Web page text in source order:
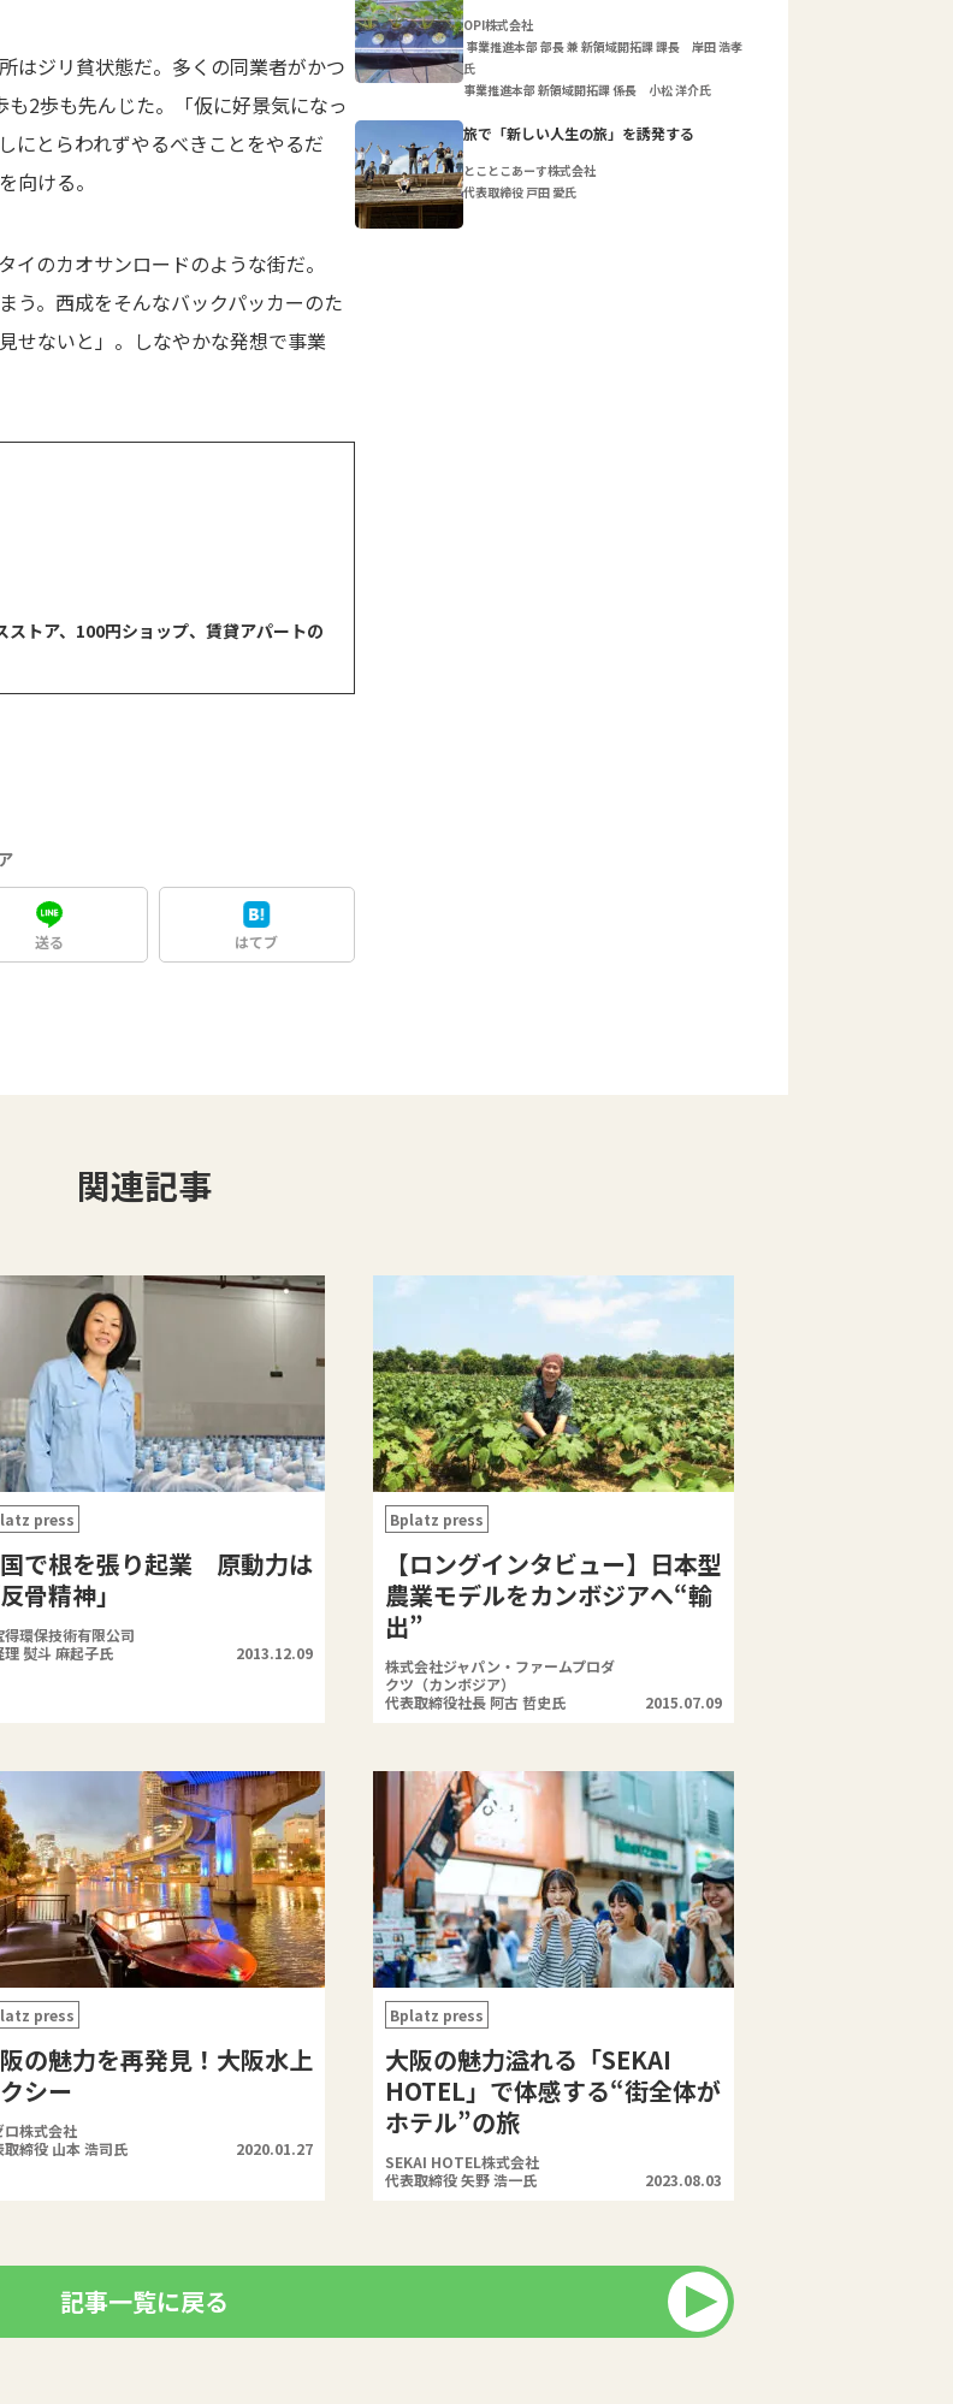
はジリ貧状態だ。多くの同業者がかつ
2歩も先んじた。「仮に好景気になっ
にとらわれずやるべきことをやるだ
向ける。
のカオサンロードのような街だ。
う。西成をそんなバックパッカーのた
せないと」。しなやかな発想で事業
トア、100円ショップ、賃貸アパートの
送る はてブ
OPI株式会社
事業推進本部 部長 兼 新領域開拓課 課長 岸田 浩孝
氏
事業推進本部 新領域開拓課 係長 小松 洋介氏
旅で「新しい人生の旅」を誘発する
とことこあーす株式会社
代表取締役 戸田 愛氏
関連記事
press
で根を張り起業 原動力は
反骨精神」
得環保技術有限公司
理 熨斗 麻起子氏
2013.12.09
Bplatz press
【ロングインタビュー】日本型
農業モデルをカンボジアへ“輸
出”
株式会社ジャパン・ファームプロダ
クツ（カンボジア）
代表取締役社長 阿古 哲史氏
2015.07.09
press
の魅力を再発見！大阪水上
シー
ロ株式会社
取締役 山本 浩司氏
2020.01.27
Bplatz press
大阪の魅力溢れる「SEKAI
HOTEL」で体感する“街全体が
ホテル”の旅
SEKAI HOTEL株式会社
代表取締役 矢野 浩一氏
2023.08.03
記事一覧に戻る